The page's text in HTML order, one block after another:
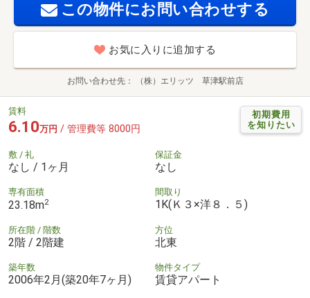
この物件にお問い合わせする
お気に入りに追加する
お問い合わせ先 （株）エリッツ 草津駅前店
初期費用
を知りたい
賃料
6.10万円 / 管理費等 8000円
敷 / 礼
なし / 1ヶ月
保証金
なし
専有面積
23.18m2
間取り
1K(Ｋ３×洋８．５)
所在階 / 階数
2階 / 2階建
方位
北東
築年数
2006年2月(築20年7ヶ月)
物件タイプ
賃貸アパート